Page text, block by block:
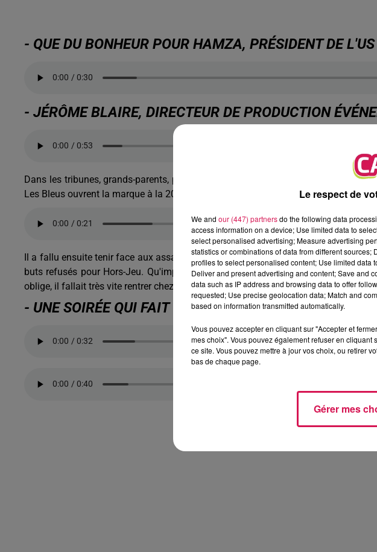
- QUE DU BONHEUR POUR HAMZA, PRÉSIDENT DE
- JÉRÔME BLAIRE, DIRECTEUR DE PRODUCTION
Dans les tribunes, grands-parents, parents, enfants, amis, coéquipiers du club ont
Les Bleus ouvrent la marque à la 20ème minute de jeu. Explosion de joie dans le
Il a fallu ensuite tenir face aux assauts allemands, même si par deux fois les
buts refusés pour Hors-Jeu. Qu'importe, le bonheur de la victoire était présent à
oblige, il fallait très vite rentrer chez soi. Certains en ont profité pour communier
- UNE SOIRÉE QUI FAIT UN BIEN FOU, À TOUT LE
Le respect de
We and our (447) partnersdo the following data
access information on a device; Use limited data to
select personalised advertising; Measure advertising
statistics or combinations of data from different
profiles to select personalised content; Use limited data
Deliver and present advertising and content; Save and
data such as IP address and browsing data to offer
requested; Use precise geolocation data; Match and
based on information transmitted automatically.
Vous pouvez accepter en cliquant sur "Accepter et
mes choix". Vous pouvez également refuser en
ce site. Vous pouvez mettre à jour vos choix, ou retirer
bas de chaque page.
Gérer mes